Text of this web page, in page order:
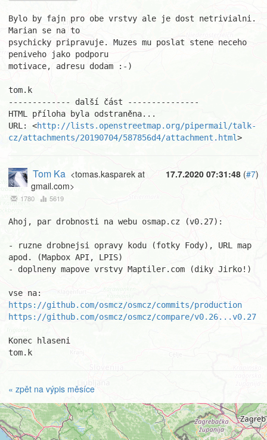
Bylo by fajn pro obe vrstvy ale je dost netrivialni.
Marian se na to
psychicky pripravuje. Muzes mu poslat stene neceho
peniveho jako podporu
motivace, adresu dodam :-)
tom.k
------------- další část ---------------
HTML příloha byla odstraněna...
URL: <http://lists.openstreetmap.org/pipermail/talk-
cz/attachments/20190704/587856d4/attachment.html>
17.7.2020 07:31:48 (#7)
Tom Ka <tomas.kasparek at
gmail.com>
1780 5619
Ahoj, par drobnosti na webu osmap.cz (v0.27):
- ruzne drobnejsi opravy kodu (fotky Fody), URL map
apod. (Mapbox API, LPIS)
- doplneny mapove vrstvy Maptiler.com (diky Jirko!)
https://github.com/osmcz/osmcz/commits/production
https://github.com/osmcz/osmcz/compare/v0.26...v0.27
Konec hlaseni
tom.k
« zpět na výpis měsíce